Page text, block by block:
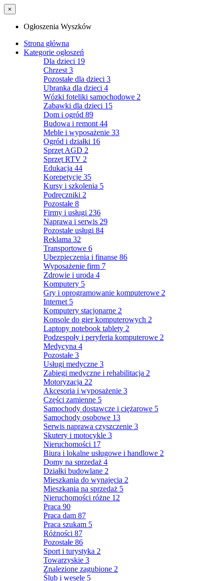
×
Ogłoszenia Wyszków
Strona główna
Kategorie ogłoszeń
Dla dzieci 19
Chrzest 3
Pozostałe dla dzieci 3
Ubranka dla dzieci 4
Wózki foteliki samochodowe 2
Zabawki dla dzieci 15
Dom i ogród 89
Budowa i remont 44
Meble i wyposażenie 33
Ogród i działki 16
Sprzęt AGD 2
Sprzęt RTV 2
Edukacja 44
Korepetycje 35
Kursy i szkolenia 5
Podręczniki 2
Pozostałe 8
Firmy i usługi 236
Naprawa i serwis 29
Pozostałe usługi 84
Reklama 32
Transportowe 6
Ubezpieczenia i finanse 86
Wyposażenie firm 7
Zdrowie i uroda 4
Komputery 5
Gry i oprogramowanie komputerowe 2
Internet 5
Komputery stacjonarne 2
Konsole do gier komputerowych 2
Laptopy notebook tablety 2
Podzespoły i peryferia komputerowe 2
Medycyna 4
Pozostałe 3
Usługi medyczne 3
Zabiegi medyczne i rehabilitacja 2
Motoryzacja 22
Akcesoria i wyposażenie 3
Części zamienne 5
Samochody dostawcze i ciężarowe 5
Samochody osobowe 13
Serwis naprawa czyszczenie 3
Skutery i motocykle 3
Nieruchomości 17
Biura i lokalne usługowe i handlowe 2
Domy na sprzedaż 4
Działki budowlane 2
Mieszkania do wynajęcia 2
Mieszkania na sprzedaż 5
Nieruchomości różne 12
Praca 90
Praca dam 87
Praca szukam 5
Różności 87
Pozostałe 86
Sport i turystyka 2
Towarzyskie 3
Znalezione zagubione 2
Ślub i wesele 5